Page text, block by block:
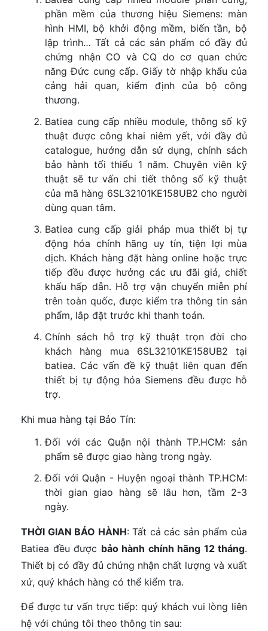
phần mềm của thương hiệu Siemens: màn
hình HMI, bộ khởi động mềm, biến tần, bộ
lập trình… Tất cả các sản phẩm có đầy đủ
chứng nhận CO và CQ do cơ quan chức
năng Đức cung cấp. Giấy tờ nhập khẩu của
cảng hải quan, kiểm định của bộ công
thương.
Batiea cung cấp nhiều module, thông số kỹ
thuật được công khai niêm yết, với đầy đủ
catalogue, hướng dẫn sử dụng, chính sách
bảo hành tối thiểu 1 năm. Chuyên viên kỹ
thuật sẽ tư vấn chi tiết thông số kỹ thuật
của mã hàng 6SL32101KE158UB2 cho người
dùng quan tâm.
Batiea cung cấp giải pháp mua thiết bị tự
động hóa chính hãng uy tín, tiện lợi mùa
dịch. Khách hàng đặt hàng online hoặc trực
tiếp đều được hưởng các ưu đãi giá, chiết
khấu hấp dẫn. Hỗ trợ vận chuyển miễn phí
trên toàn quốc, được kiểm tra thông tin sản
phẩm, lắp đặt trước khi thanh toán.
Chính sách hỗ trợ kỹ thuật trọn đời cho
khách hàng mua 6SL32101KE158UB2 tại
batiea. Các vấn đề kỹ thuật liên quan đến
thiết bị tự động hóa Siemens đều được hỗ
trợ.
Khi mua hàng tại Bảo Tín:
Đối với các Quận nội thành TP.HCM: sản
phẩm sẽ được giao hàng trong ngày.
Đối với Quận - Huyện ngoại thành TP.HCM:
thời gian giao hàng sẽ lâu hơn, tầm 2-3
ngày.
THỜI GIAN BẢO HÀNH: Tất cả các sản phẩm của
Batiea đều được bảo hành chính hãng 12 tháng.
Thiết bị có đầy đủ chứng nhận chất lượng và xuất
xứ, quý khách hàng có thể kiểm tra.
Để được tư vấn trực tiếp: quý khách vui lòng liên
hệ với chúng tôi theo thông tin sau: